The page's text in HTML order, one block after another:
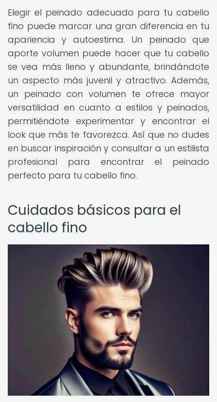
Elegir el peinado adecuado para tu cabello
fino puede marcar una gran diferencia en tu
apariencia y autoestima. Un peinado que
aporte volumen puede hacer que tu cabello
se vea más lleno y abundante, brindándote
un aspecto más juvenil y atractivo. Además,
un peinado con volumen te ofrece mayor
versatilidad en cuanto a estilos y peinados,
permitiéndote experimentar y encontrar el
look que más te favorezca. Así que no dudes
en buscar inspiración y consultar a un estilista
profesional para encontrar el peinado
perfecto para tu cabello fino.
Cuidados básicos para el
cabello fino